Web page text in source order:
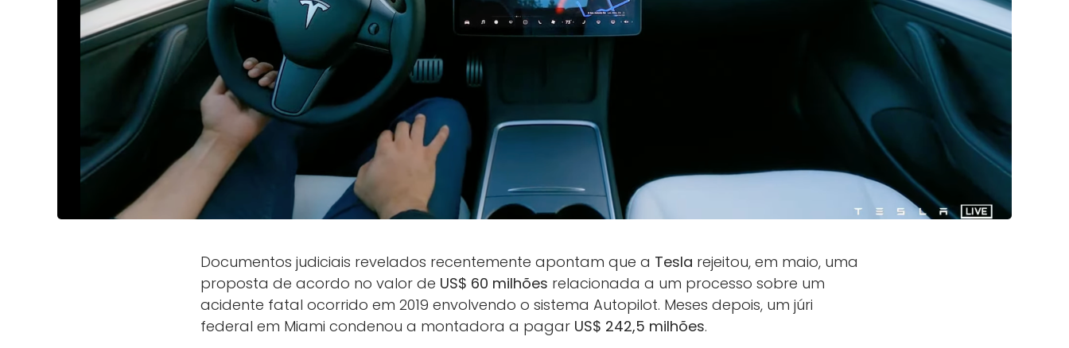
Documentos judiciais revelados recentemente apontam que a Tesla rejeitou, em maio, uma
proposta de acordo no valor de US$ 60 milhões relacionada a um processo sobre um
acidente fatal ocorrido em 2019 envolvendo o sistema Autopilot. Meses depois, um júri
federal em Miami condenou a montadora a pagar US$ 242,5 milhões.